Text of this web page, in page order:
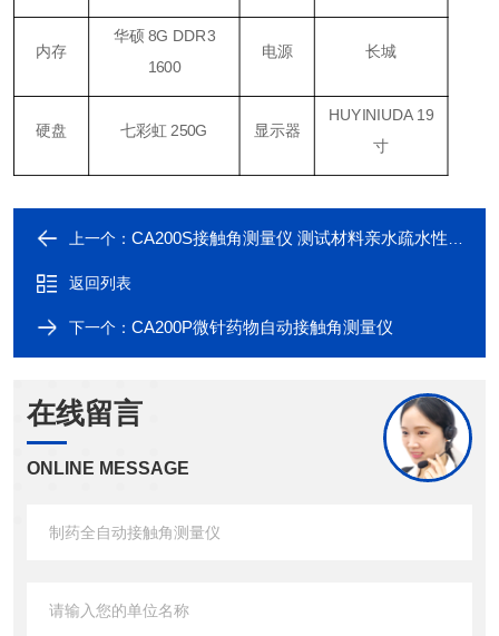
内存
华硕 8G DDR3
1600
电源 长城
硬盘 七彩虹 250G 显示器
HUYINIUDA 19
寸
上一个： CA200S接触角测量仪 测试材料亲水疏水性的仪器
返回列表
下一个： CA200P微针药物自动接触角测量仪
在线留言
ONLINE MESSAGE